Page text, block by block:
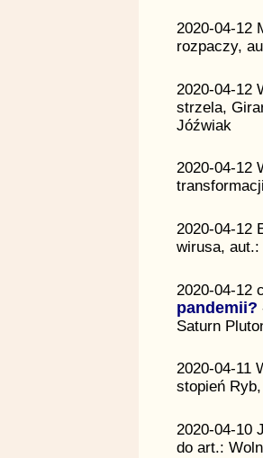
2020-04-12
rozpaczy,
2020-04-12
strzela,
Jóźwiak
2020-04-12
2020-04-12
wirusa, aut.:
2020-04-12
pandemii?
Saturn
2020-04-11
stopień
2020-04-10
do art.: